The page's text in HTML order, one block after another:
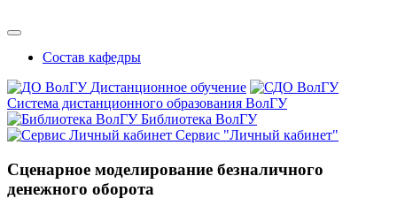
Состав кафедры
Дистанционное обучение
Система дистанционного образования ВолГУ
Библиотека ВолГУ
Сервис "Личный кабинет"
Сценарное моделирование безналичного
денежного оборота